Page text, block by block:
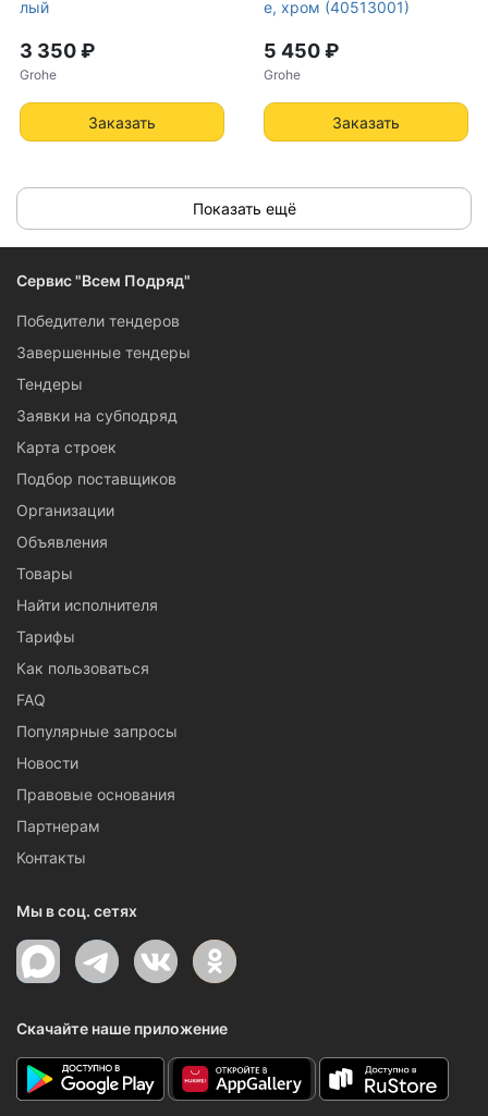
лый
3 350 ₽
Grohe
Заказать
е, хром (40513001)
5 450 ₽
Grohe
Заказать
Показать ещё
Сервис "Всем Подряд"
Победители тендеров
Завершенные тендеры
Тендеры
Заявки на субподряд
Карта строек
Подбор поставщиков
Организации
Объявления
Товары
Найти исполнителя
Тарифы
Как пользоваться
FAQ
Популярные запросы
Новости
Правовые основания
Партнерам
Контакты
Мы в соц. сетях
Скачайте наше приложение